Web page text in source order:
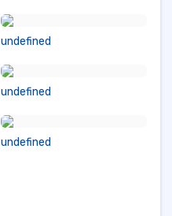
undefined
undefined
undefined